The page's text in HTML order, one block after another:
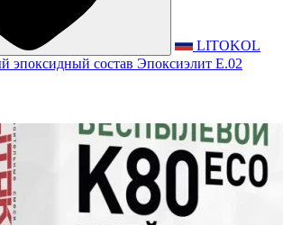
LITOKOL
эпоксидный состав Эпоксиэлит E.02